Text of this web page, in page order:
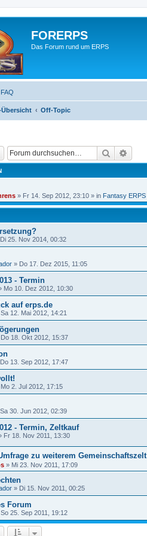
FORERPS
Das Forum rund um ERPS
FAQ
Übersicht Off-Topic
Suche
» Fr 14. Sep 2012, 23:10 » in Fantasy ERPS
25. Nov 2014, 00:32
» Do 17. Dez 2015, 11:05
- Termin
Mo 10. Dez 2012, 10:30
auf erps.de
12. Mai 2012, 14:21
18. Okt 2012, 15:37
13. Sep 2012, 17:47
2. Jul 2012, 17:15
30. Jun 2012, 02:39
- Termin, Zeltkauf
Fr 18. Nov 2011, 13:30
zu weiterem Gemeinschaftszelt
» Mi 23. Nov 2011, 17:09
» Di 15. Nov 2011, 00:25
Forum
25. Sep 2011, 19:12